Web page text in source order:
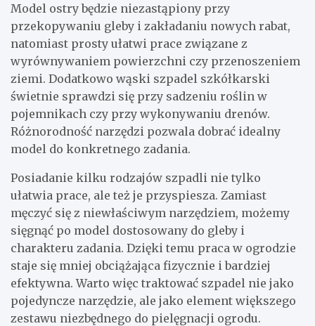
Model ostry będzie niezastąpiony przy
przekopywaniu gleby i zakładaniu nowych rabat,
natomiast prosty ułatwi prace związane z
wyrównywaniem powierzchni czy przenoszeniem
ziemi. Dodatkowo wąski szpadel szkółkarski
świetnie sprawdzi się przy sadzeniu roślin w
pojemnikach czy przy wykonywaniu drenów.
Różnorodność narzędzi pozwala dobrać idealny
model do konkretnego zadania.
Posiadanie kilku rodzajów szpadli nie tylko
ułatwia prace, ale też je przyspiesza. Zamiast
męczyć się z niewłaściwym narzędziem, możemy
sięgnąć po model dostosowany do gleby i
charakteru zadania. Dzięki temu praca w ogrodzie
staje się mniej obciążająca fizycznie i bardziej
efektywna. Warto więc traktować szpadel nie jako
pojedyncze narzędzie, ale jako element większego
zestawu niezbędnego do pielęgnacji ogrodu.